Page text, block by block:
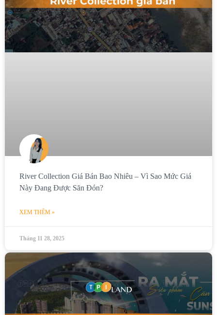
River Collection Giá Bán Bao Nhiêu – Vì Sao Mức Giá
Này Đang Được Săn Đón?
XEM THÊM »
Tháng 11 28, 2025